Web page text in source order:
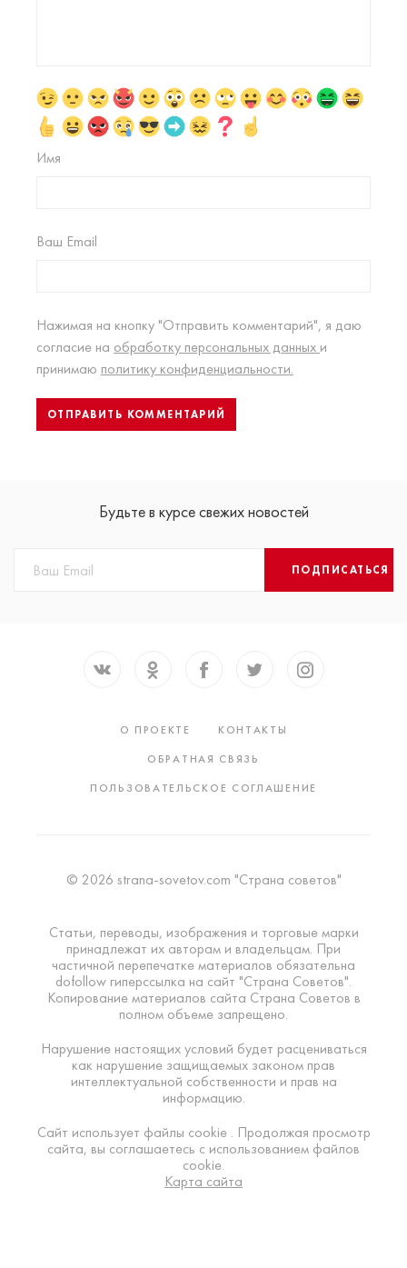
Имя
Ваш Email
Нажимая на кнопку "Отправить комментарий", я даю
согласие на обработку персональных данных и
принимаю политику конфиденциальности.
Будьте в курсе свежих новостей
ПОДПИСАТЬСЯ
О ПРОЕКТЕ
КОНТАКТЫ
ОБРАТНАЯ СВЯЗЬ
ПОЛЬЗОВАТЕЛЬСКОЕ СОГЛАШЕНИЕ
© 2026 strana-sovetov.com "Страна советов"
Статьи, переводы, изображения и торговые марки
принадлежат их авторам и владельцам. При
частичной перепечатке материалов обязательна
dofollow гиперссылка на сайт "Страна Советов".
Копирование материалов сайта Страна Советов в
полном объеме запрещено.
Нарушение настоящих условий будет расцениваться
как нарушение защищаемых законом прав
интеллектуальной собственности и прав на
информацию.
Сайт использует файлы cookie . Продолжая просмотр
сайта, вы соглашаетесь с использованием файлов
cookie.
Карта сайта